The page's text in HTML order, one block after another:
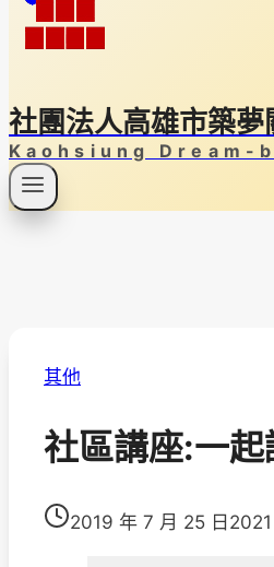
社團法人高雄市築
Kaohsiung
其他
社區講座:一
2019 年 7 月 25 日